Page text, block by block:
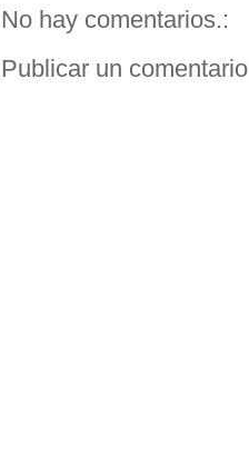
No hay comentarios.:
Publicar un comentario